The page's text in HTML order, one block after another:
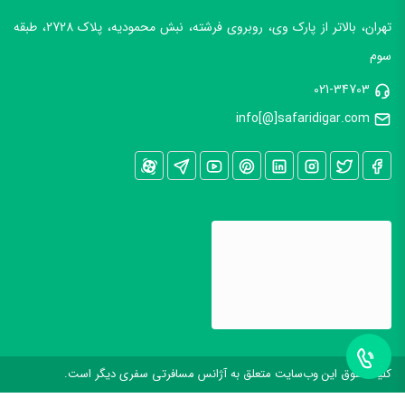
تهران، بالاتر از پارک وی، روبروی فرشته، نبش محمودیه، پلاک 2728، طبقه
سوم
021-34703
info[@]safaridigar.com
کليه حقوق اين وب‌سايت متعلق به آژانس مسافرتی سفری دیگر است.